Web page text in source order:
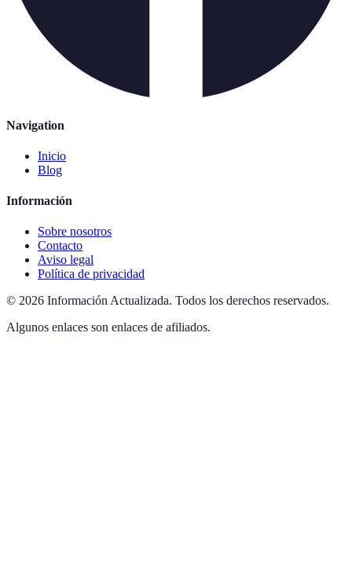
Navigation
Inicio
Blog
Información
Sobre nosotros
Contacto
Aviso legal
Política de privacidad
© 2026 Información Actualizada. Todos los derechos reservados.
Algunos enlaces son enlaces de afiliados.